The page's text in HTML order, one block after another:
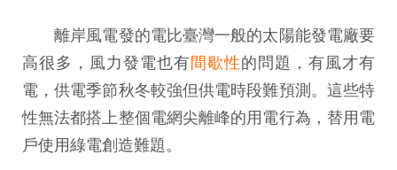
離岸風電發的電比臺灣一般的太陽能發電廠要
高很多，風力發電也有間歇性的問題，有風才有
電，供電季節秋冬較強但供電時段難預測。這些特
性無法都搭上整個電網尖離峰的用電行為，替用電
戶使用綠電創造難題。